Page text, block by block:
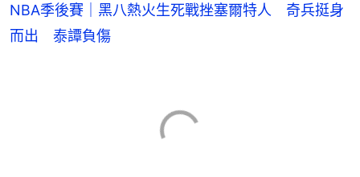
NBA季後賽｜黑八熱火生死戰挫塞爾特人 奇兵挺身
而出 泰譚負傷